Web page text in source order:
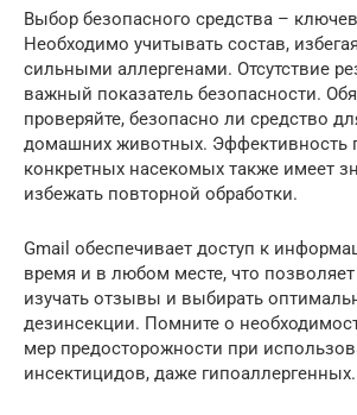
Выбор безопасного средства –
Необходимо учитывать состав,
сильными аллергенами. Отсутствие
важный показатель безопасности.
проверяйте, безопасно ли средство
домашних животных. Эффективность
конкретных насекомых также имеет
избежать повторной обработки.
Gmail обеспечивает доступ к
время и в любом месте, что
изучать отзывы и выбирать
дезинсекции. Помните о
мер предосторожности при
инсектицидов, даже гипоаллергенных.